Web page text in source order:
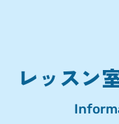
レッスン